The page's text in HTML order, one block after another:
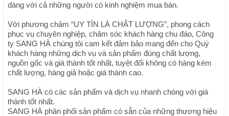
dàng với cả những người có kinh nghiệm mua bán.
Với phương châm “UY TÍN LÀ CHẤT LƯỢNG”, phong cách
phục vụ chuyên nghiệp, chăm sóc khách hàng chu đáo, Công
ty SANG HÀ chúng tôi cam kết đảm bảo mang đến cho Quý
khách hàng những dịch vụ và sản phẩm đúng chất lượng,
nguồn gốc và giá thành tốt nhất, tuyệt đối không có hàng kém
chất lượng, hàng giả hoặc giá thành cao.
SANG HÀ có các sản phẩm và dịch vụ nhanh chóng với giá
thành tốt nhất.
SANG HÀ phân phối sản phẩm có sẵn của những thương hiệu